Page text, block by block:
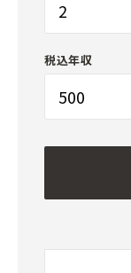
税込年収